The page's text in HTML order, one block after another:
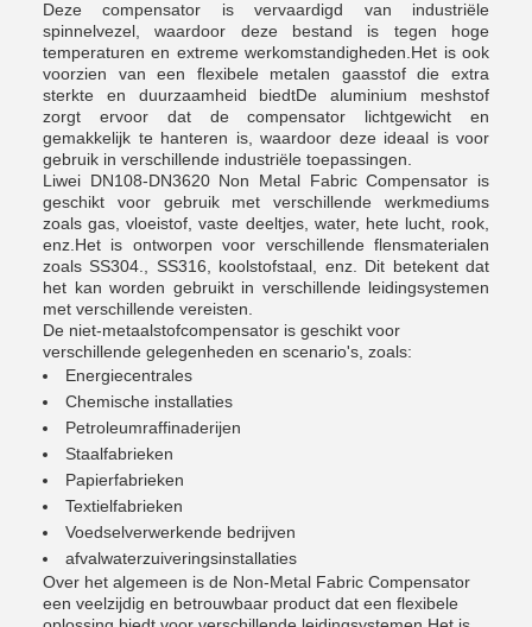
Deze compensator is vervaardigd van industriële
spinnelvezel, waardoor deze bestand is tegen hoge
temperaturen en extreme werkomstandigheden.Het is ook
voorzien van een flexibele metalen gaasstof die extra
sterkte en duurzaamheid biedtDe aluminium meshstof
zorgt ervoor dat de compensator lichtgewicht en
gemakkelijk te hanteren is, waardoor deze ideaal is voor
gebruik in verschillende industriële toepassingen.
Liwei DN108-DN3620 Non Metal Fabric Compensator is
geschikt voor gebruik met verschillende werkmediums
zoals gas, vloeistof, vaste deeltjes, water, hete lucht, rook,
enz.Het is ontworpen voor verschillende flensmaterialen
zoals SS304., SS316, koolstofstaal, enz. Dit betekent dat
het kan worden gebruikt in verschillende leidingsystemen
met verschillende vereisten.
De niet-metaalstofcompensator is geschikt voor
verschillende gelegenheden en scenario's, zoals:
Energiecentrales
Chemische installaties
Petroleumraffinaderijen
Staalfabrieken
Papierfabrieken
Textielfabrieken
Voedselverwerkende bedrijven
afvalwaterzuiveringsinstallaties
Over het algemeen is de Non-Metal Fabric Compensator
een veelzijdig en betrouwbaar product dat een flexibele